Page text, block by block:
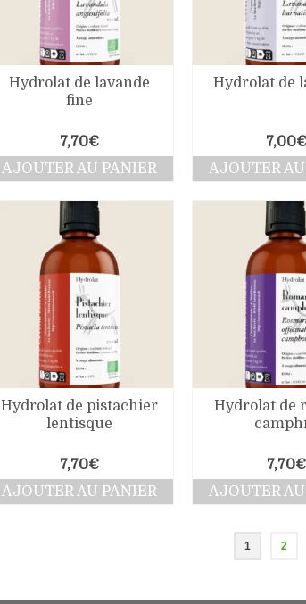
Hydrolat de lavande
fine
7,70€
AJOUTER AU PANIER
Hydrolat de
7,00€
AJOUTER
Hydrolat de pistachier
lentisque
7,70€
AJOUTER AU PANIER
Hydrolat de
7,70€
AJOUTER
1 2